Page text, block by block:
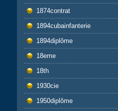
1874contrat
1894cubainfanterie
1894diplôme
18eme
18th
1930cie
1950diplôme